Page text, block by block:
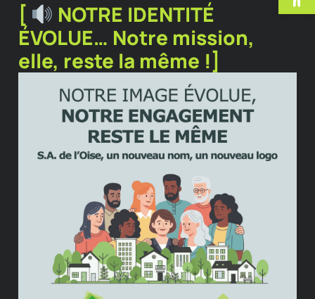
[
NOTRE IDENTITÉ
ÉVOLUE… Notre mission,
elle, reste la même !]